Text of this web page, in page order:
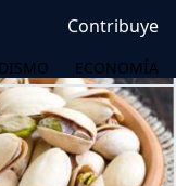
Contribuye
ECONOMÍA